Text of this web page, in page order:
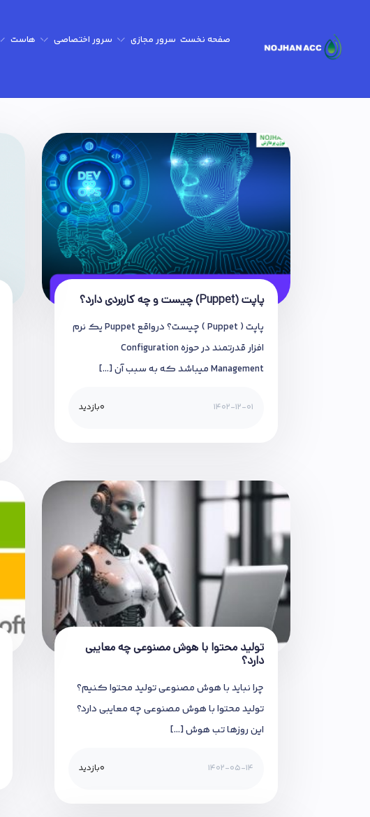
صفحه نخست سرور مجازی سرور اختصاصی هاست
پاپت (Puppet) چیست و چه کاربردی دارد؟
پاپت ( Puppet ) چیست؟ درواقع Puppet یک نرم
افزار قدرتمند در حوزه Configuration
Management میباشد که به سبب آن […]
1402-12-01
0بازدید
تولید محتوا با هوش مصنوعی چه معایبی
دارد؟
چرا نباید با هوش مصنوعی تولید محتوا کنیم؟
تولید محتوا با هوش مصنوعی چه معایبی دارد؟
این روزها تب هوش […]
1402-05-14
0بازدید